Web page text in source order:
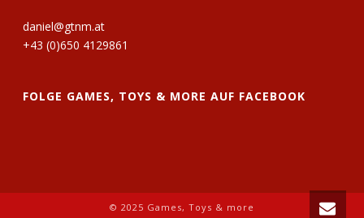
daniel@gtnm.at
+43 (0)650 4129861
FOLGE GAMES, TOYS & MORE AUF FACEBOOK
© 2025 Games, Toys & more